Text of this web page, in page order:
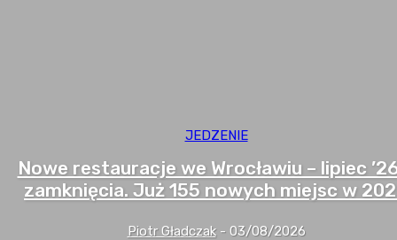
JEDZENIE
Nowe restauracje we Wrocławiu – lipiec
zamknięcia. Już 155 nowych miejsc w
Piotr Gładczak - 03/08/2026